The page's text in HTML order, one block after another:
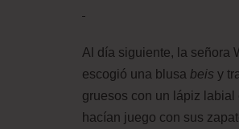
Al día siguiente, la señora
escogió una blusa beis y
gruesos con un lápiz
hacían juego con sus